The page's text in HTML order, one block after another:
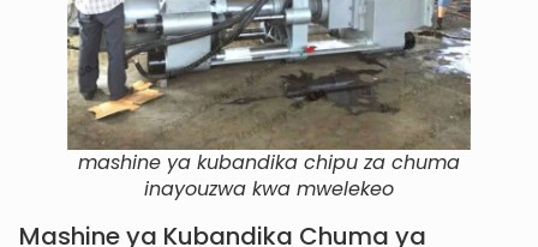
mashine ya kubandika chipu za chuma
inayouzwa kwa mwelekeo
Mashine ya Kubandika Chuma ya